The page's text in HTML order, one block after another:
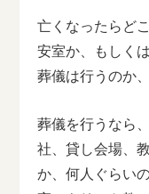
亡くなったらど
安室か、もしく
葬儀は行うのか
葬儀を行うなら
社、貸し会場、
か、何人ぐらい